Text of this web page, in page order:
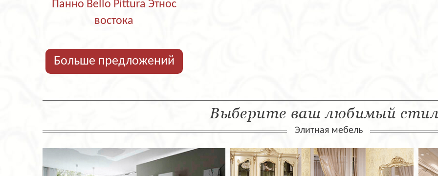
Панно Bello Pittura Этнос
востока
Больше предложений
Выберите ваш любимый
Элитная мебель